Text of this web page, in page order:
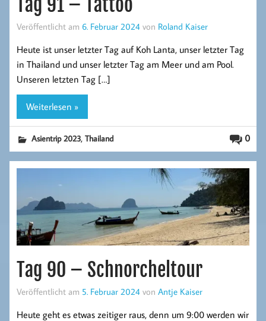
Tag 91 – Tattoo
Veröffentlicht am 6. Februar 2024 von Roland Kaiser
Heute ist unser letzter Tag auf Koh Lanta, unser letzter Tag
in Thailand und unser letzter Tag am Meer und am Pool.
Unseren letzten Tag […]
Weiterlesen »
0
Asientrip 2023,Thailand
Tag 90 – Schnorcheltour
Veröffentlicht am 5. Februar 2024 von Antje Kaiser
Heute geht es etwas zeitiger raus, denn um 9:00 werden wir